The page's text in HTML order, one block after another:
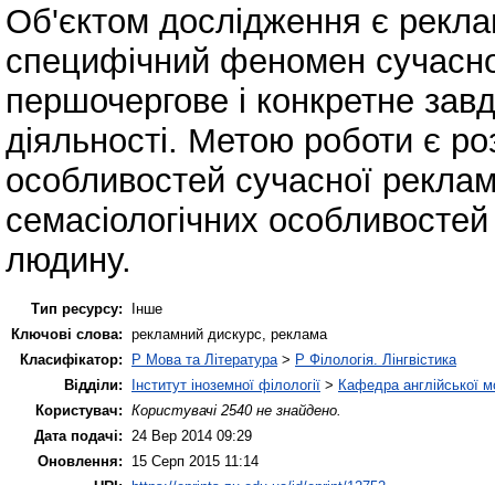
Об'єктом дослідження є
специфічний феномен
першочергове і конкретне
діяльності. Метою роботи є
особливостей сучасної
семасіологічних
людину.
Тип ресурсу:
Інше
Ключові слова: рекламний дискурс, реклама
Класифікатор:
P Мова та Література > P Філологія. Лінгвістика
Відділи:
Інститут іноземної філології > Кафедра англійської
Користувач: Користувачі 2540 не знайдено.
Дата подачі:
24 Вер 2014 09:29
Оновлення:
15 Серп 2015 11:14